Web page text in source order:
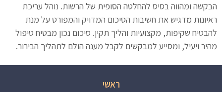
הבקשה ומהווה בסיס להחלטה הסופית של הרשות. נוהל עריכת
ראיונות מדגיש את חשיבות הסיכום המדויק והמפורט על מנת
להבטיח שקיפות, מקצועיות והליך תקין. סיכום נכון מבטיח טיפול
מהיר ויעיל, ומסייע למבקשים לקבל מענה הולם לתהליך הבירור.
ראשי